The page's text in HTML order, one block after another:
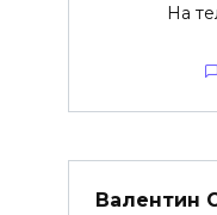
На
Валентин